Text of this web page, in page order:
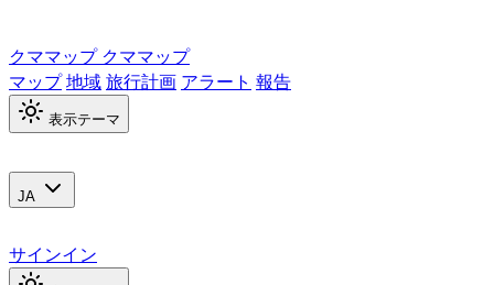
クママップ クママップ
マップ地域旅行計画 アラート 報告
表示テーマ
JA
サインイン